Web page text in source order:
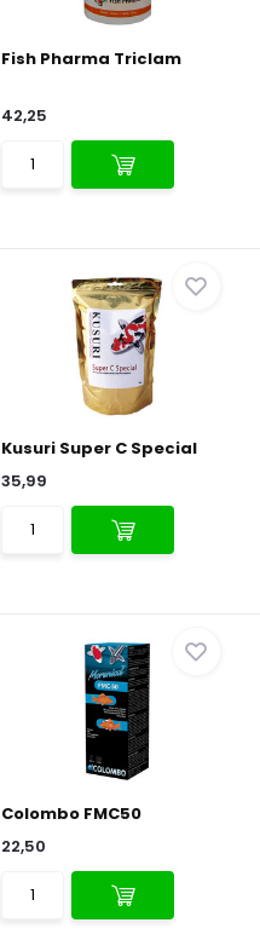
Fish Pharma Triclam
42,25
Kusuri Super C Special
35,99
Colombo FMC50
22,50